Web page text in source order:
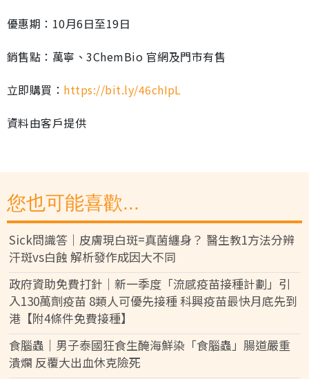
優惠期：10月6日至19日
銷售點：萬寧、3ChemBio 官網及門市有售
立即購買： https://bit.ly/46chIpL
資料由客戶提供
您也可能喜歡...
Sick問識答｜皮膚現白斑=真菌纏身？ 醫生教1方法分辨
汗斑vs白蝕 解析發作成因大不同
政府資助免費打針｜新一季度「流感疫苗接種計劃」引
入130萬劑疫苗 8類人可優先接種 科興疫苗最快月底先到
港【附4條件免費接種】
食腦蟲｜男子泰國狂食生醃海鮮染「食腦蟲」腸道嚴重
潰爛 反覆大出血休克險死